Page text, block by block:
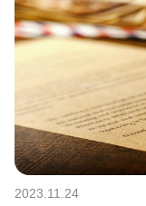
2023.11.24